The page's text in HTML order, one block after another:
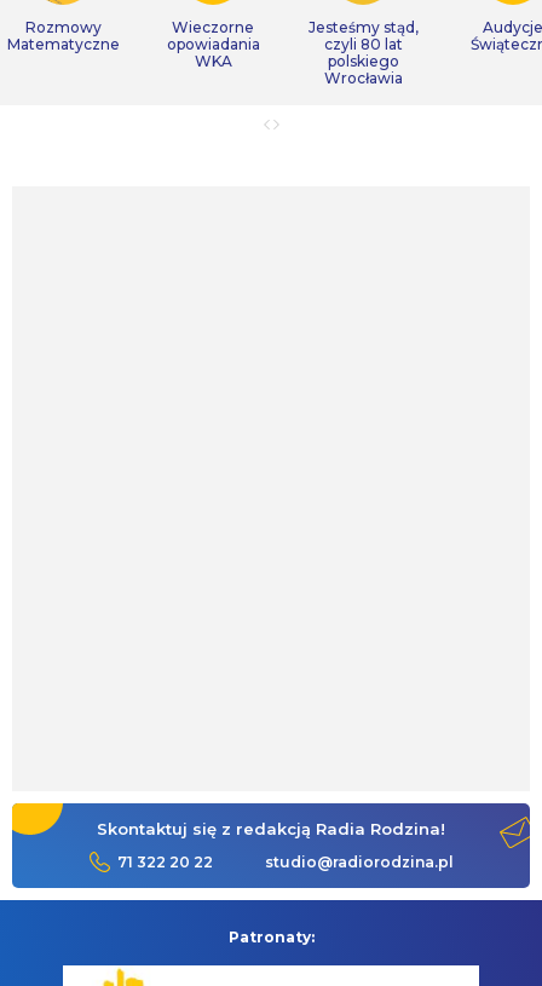
Rozmowy
Matematyczne
Wieczorne
opowiadania
WKA
Jesteśmy stąd,
czyli 80 lat
polskiego
Wrocławia
Audycje
Skontaktuj się z redakcją Radia Rodzina!
71 322 20 22 studio@radiorodzina.pl
Patronaty: